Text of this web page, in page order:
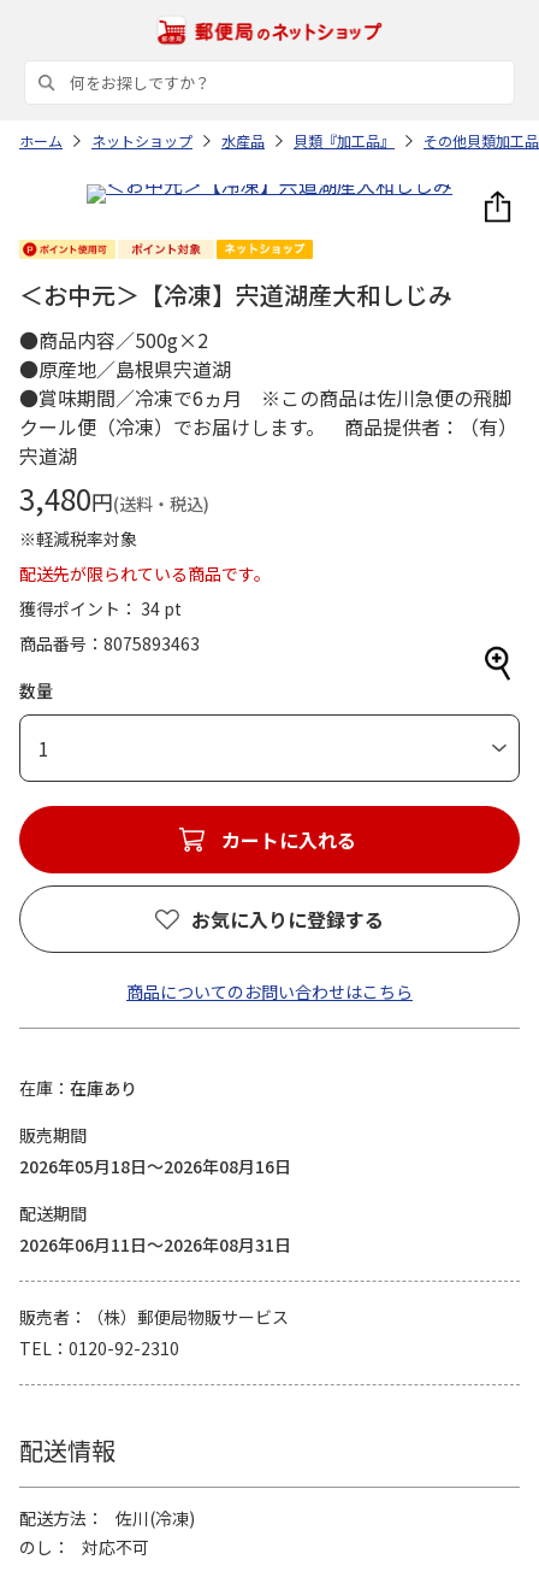
ホーム ネットショップ 水産品 貝類『加工品』 その他貝類加工品
＜お中元＞【冷凍】宍道湖産大和しじみ
●商品内容／500g×2
●原産地／島根県宍道湖
●賞味期間／冷凍で6ヵ月 ※この商品は佐川急便の飛脚
クール便（冷凍）でお届けします。 商品提供者：（有）
宍道湖
3,480円(送料・税込)
※軽減税率対象
配送先が限られている商品です。
獲得ポイント： 34 pt
商品番号
8075893463
数量
1
カートに入れる
お気に入りに登録する
商品についてのお問い合わせはこちら
在庫
在庫あり
販売期間
2026年05月18日～2026年08月16日
配送期間
2026年06月11日～2026年08月31日
販売者
（株）郵便局物販サービス
TEL
0120-92-2310
配送情報
配送方法
佐川(冷凍)
のし
対応不可